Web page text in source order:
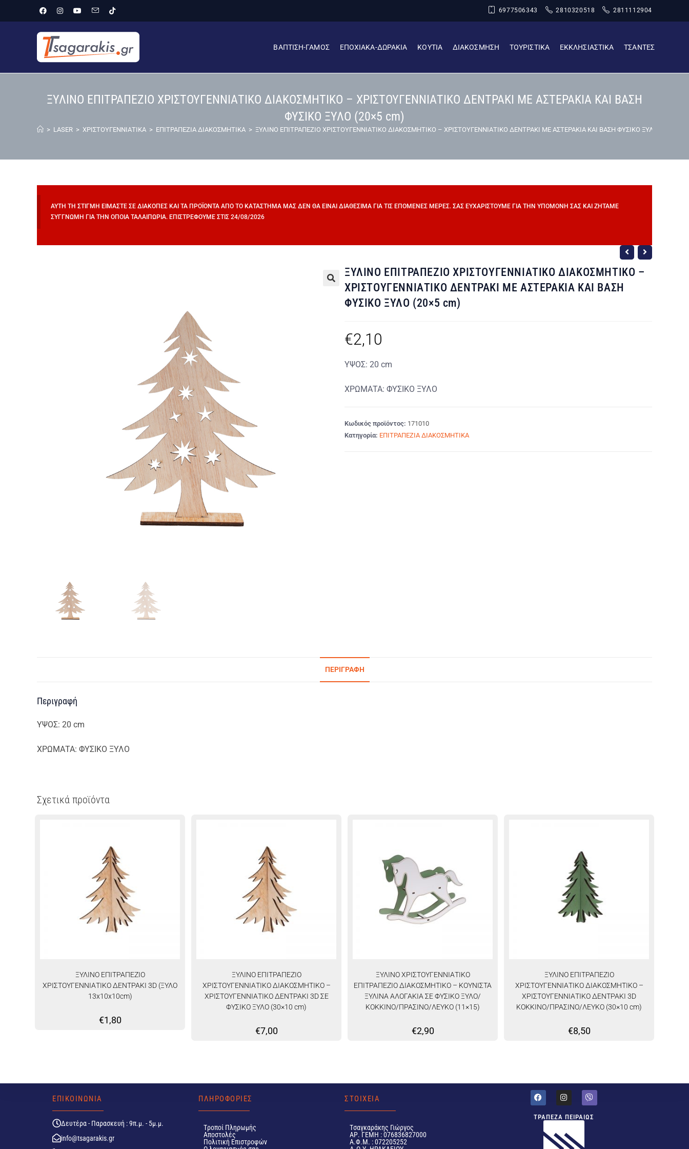
6977506343 2810320518 2811112904
ΒΑΠΤΙΣΗ-ΓΑΜΟΣ ΕΠΟΧΙΑΚΑ-ΔΩΡΑΚΙΑ ΚΟΥΤΙΑ ΔΙΑΚΟΣΜΗΣΗ ΤΟΥΡΙΣΤΙΚΑ ΕΚΚΛΗΣΙΑΣΤΙΚΑ ΤΣΑΝΤΕΣ
ΞΥΛΙΝΟ ΕΠΙΤΡΑΠΕΖΙΟ ΧΡΙΣΤΟΥΓΕΝΝΙΑΤΙΚΟ ΔΙΑΚΟΣΜΗΤΙΚΟ – ΧΡΙΣΤΟΥΓΕΝΝΙΑΤΙΚΟ ΔΕΝΤΡΑΚΙ ΜΕ ΑΣΤΕΡΑΚΙΑ ΚΑΙ ΒΑΣΗ
ΦΥΣΙΚΟ ΞΥΛΟ (20×5 cm)
> LASER > ΧΡΙΣΤΟΥΓΕΝΝΙΑΤΙΚΑ > ΕΠΙΤΡΑΠΕΖΙΑ ΔΙΑΚΟΣΜΗΤΙΚΑ > ΞΥΛΙΝΟ ΕΠΙΤΡΑΠΕΖΙΟ ΧΡΙΣΤΟΥΓΕΝΝΙΑΤΙΚΟ ΔΙΑΚΟΣΜΗΤΙΚΟ – ΧΡΙΣΤΟΥΓΕΝΝΙΑΤΙΚΟ ΔΕΝΤΡΑΚΙ ΜΕ ΑΣΤΕΡΑΚΙΑ ΚΑΙ ΒΑΣΗ ΦΥΣΙΚΟ ΞΥΛΟ (20×5 cm)
ΑΥΤΉ ΤΗ ΣΤΙΓΜΉ ΕΊΜΑΣΤΕ ΣΕ ΔΙΑΚΟΠΈΣ ΚΑΙ ΤΑ ΠΡΟΪΌΝΤΑ ΑΠΌ ΤΟ ΚΑΤΆΣΤΗΜΆ ΜΑΣ ΔΕΝ ΘΑ ΕΊΝΑΙ ΔΙΑΘΈΣΙΜΑ ΓΙΑ ΤΙΣ ΕΠΌΜΕΝΕΣ ΜΈΡΕΣ. ΣΑΣ ΕΥΧΑΡΙΣΤΟΎΜΕ ΓΙΑ ΤΗΝ ΥΠΟΜΟΝΉ ΣΑΣ ΚΑΙ ΖΗΤΆΜΕ
ΣΥΓΓΝΏΜΗ ΓΙΑ ΤΗΝ ΌΠΟΙΑ ΤΑΛΑΙΠΩΡΊΑ. ΕΠΙΣΤΡΈΦΟΥΜΕ ΣΤΙΣ 24/08/2026
ΞΥΛΙΝΟ ΕΠΙΤΡΑΠΕΖΙΟ ΧΡΙΣΤΟΥΓΕΝΝΙΑΤΙΚΟ ΔΙΑΚΟΣΜΗΤΙΚΟ –
ΧΡΙΣΤΟΥΓΕΝΝΙΑΤΙΚΟ ΔΕΝΤΡΑΚΙ ΜΕ ΑΣΤΕΡΑΚΙΑ ΚΑΙ ΒΑΣΗ
ΦΥΣΙΚΟ ΞΥΛΟ (20×5 cm)
€2,10
ΥΨΟΣ: 20 cm
ΧΡΩΜΑΤΑ: ΦΥΣΙΚΟ ΞΥΛΟ
Κωδικός προϊόντος: 171010
Κατηγορία: ΕΠΙΤΡΑΠΕΖΙΑ ΔΙΑΚΟΣΜΗΤΙΚΑ
ΠΕΡΙΓΡΑΦΉ
Περιγραφή
ΥΨΟΣ: 20 cm
ΧΡΩΜΑΤΑ: ΦΥΣΙΚΟ ΞΥΛΟ
Σχετικά προϊόντα
ΞΥΛΙΝΟ ΕΠΙΤΡΑΠΕΖΙΟ
ΧΡΙΣΤΟΥΓΕΝΝΙΑΤΙΚΟ ΔΕΝΤΡΑΚΙ 3D (ΞΥΛΟ
13x10x10cm)
€1,80
ΞΥΛΙΝΟ ΕΠΙΤΡΑΠΕΖΙΟ
ΧΡΙΣΤΟΥΓΕΝΝΙΑΤΙΚΟ ΔΙΑΚΟΣΜΗΤΙΚΟ –
ΧΡΙΣΤΟΥΓΕΝΝΙΑΤΙΚΟ ΔΕΝΤΡΑΚΙ 3D ΣΕ
ΦΥΣΙΚΟ ΞΥΛΟ (30×10 cm)
€7,00
ΞΥΛΙΝΟ ΧΡΙΣΤΟΥΓΕΝΝΙΑΤΙΚΟ
ΕΠΙΤΡΑΠΕΖΙΟ ΔΙΑΚΟΣΜΗΤΙΚΟ – ΚΟΥΝΙΣΤΑ
ΞΥΛΙΝΑ ΑΛΟΓΑΚΙΑ ΣΕ ΦΥΣΙΚΟ ΞΥΛΟ/
ΚΟΚΚΙΝΟ/ΠΡΑΣΙΝΟ/ΛΕΥΚΟ (11×15)
€2,90
ΞΥΛΙΝΟ ΕΠΙΤΡΑΠΕΖΙΟ
ΧΡΙΣΤΟΥΓΕΝΝΙΑΤΙΚΟ ΔΙΑΚΟΣΜΗΤΙΚΟ –
ΧΡΙΣΤΟΥΓΕΝΝΙΑΤΙΚΟ ΔΕΝΤΡΑΚΙ 3D
ΚΟΚΚΙΝΟ/ΠΡΑΣΙΝΟ/ΛΕΥΚΟ (30×10 cm)
€8,50
ΕΠΙΚΟΙΝΩΝΙΑ
Δευτέρα - Παρασκευή : 9π.μ. - 5μ.μ.
info@tsagarakis.gr
ΠΛΗΡΟΦΟΡΙΕΣ
Tροποί Πληρωμής
Αποστολές
Πολιτική Επιστροφών
ΣΤΟΙΧΕΙΑ
Tσαγκαράκης Γιώργος
ΑΡ. ΓΕΜΗ : 076836827000
Α.Φ.Μ. : 072205252
ΤΡΑΠΕΖΑ ΠΕΙΡΑΙΩΣ